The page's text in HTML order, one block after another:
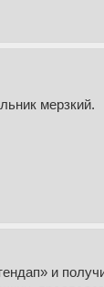
мерзкий.
и